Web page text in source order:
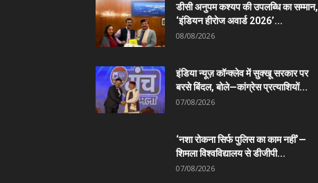
डीसी अनुपम कश्यप की उपलब्धि का सम्मान,
‘इंडियन हीरोज अवार्ड 2026’...
08/08/2026
इंडिया न्यूज़ कॉन्क्लेव में सुक्खू सरकार पर
बरसे बिंदल, बोले—कांग्रेस प्रत्याशियों...
07/08/2026
‘नशा रोकना सिर्फ पुलिस का काम नहीं’—
शिमला विश्वविद्यालय से डीजीपी...
07/08/2026